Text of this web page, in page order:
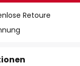
Retoure